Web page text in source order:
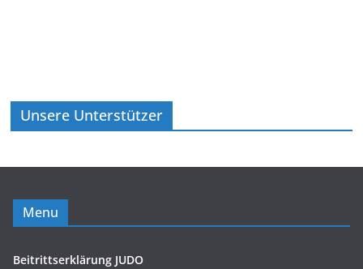
Unsere Unterstützer
Menu
Beitrittserklärung JUDO